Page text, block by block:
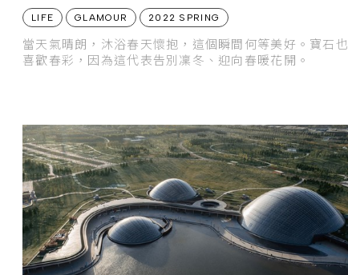
LIFE GLAMOUR 2022 SPRING
當天氣晴朗，沐浴春天懷抱，這個瞬間何等美好。寶石也
喜歡春彩，因為這代表告別凜冬、迎向春暖花開。